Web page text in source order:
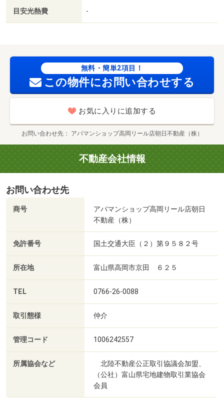
米島店（スーパー）まで２２４ｍ／セブン－イレブン高岡
米島店（コンビニ）まで４７１ｍ／スギ薬局万葉店（ドラ
ビニ）まで１１８５ｍ／ウエルシア高岡江尻店（ドラッグ
ストア）まで１１８６ｍ/賃貸戸数:24戸
目安光熱費 -
無料・簡単2項目！
この物件にお問い合わせする
お気に入りに追加する
お問い合わせ先 アパマンショップ高岡リール店朝日不動産（株）
不動産会社情報
お問い合わせ先
商号
アパマンショップ高岡リール店朝日
不動産（株）
免許番号 国土交通大臣（２）第９５８２号
所在地 富山県高岡市京田 ６２５
TEL 0766-26-0088
取引態様 仲介
管理コード 1006242557
所属協会など
北陸不動産公正取引協議会加盟、
（公社）富山県宅地建物取引業協会
会員